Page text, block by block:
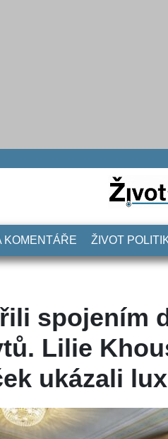
KOMENTÁŘE ŽIVOT
spojením
Lilie
ukázali